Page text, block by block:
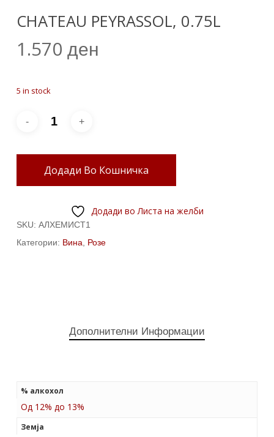
CHATEAU PEYRASSOL, 0.75L
1.570 ден
5 in stock
Додади Во Кошничка
Додади во Листа на желби
SKU: АЛХЕМИСТ1
Категории: Вина Розе
Дополнителни Информации
% алкохол
Од 12% до 13%
Земја